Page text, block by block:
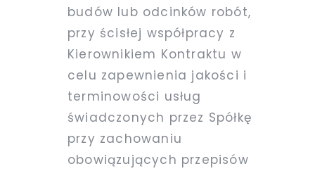
budów lub odcinków robót,
przy ścisłej współpracy z
Kierownikiem Kontraktu w
celu zapewnienia jakości i
terminowości usług
świadczonych przez Spółkę
przy zachowaniu
obowiązujących przepisów